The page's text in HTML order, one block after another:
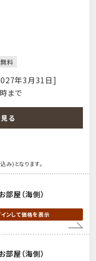
料
年3月31日]
まで
る
み)となります。
部屋（海側）
ンして価格を表示
部屋（海側）